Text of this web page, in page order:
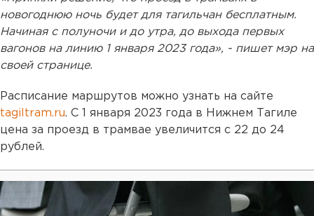
новогоднюю ночь будет для тагильчан бесплатным.
Начиная с полуночи и до утра, до выхода первых
вагонов на линию 1 января 2023 года», - пишет мэр на
своей странице.
Расписание маршрутов можно узнать на сайте
tagiltram.ru. С 1 января 2023 года в Нижнем Тагиле
цена за проезд в трамвае увеличится с 22 до 24
рублей.